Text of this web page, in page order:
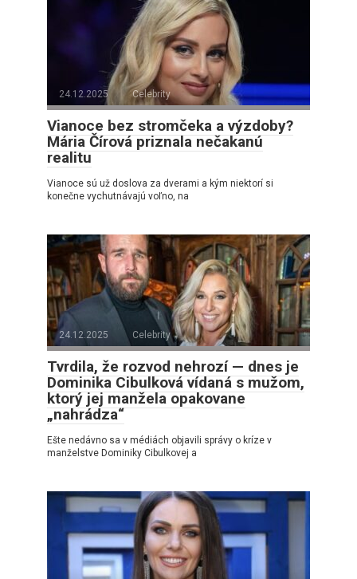
24.12.2025 Celebrity
Vianoce bez stromčeka a výzdoby?
Mária Čírová priznala nečakanú
realitu
Vianoce sú už doslova za dverami a kým niektorí si
konečne vychutnávajú voľno, na
24.12.2025 Celebrity
Tvrdila, že rozvod nehrozí — dnes je
Dominika Cibulková vídaná s mužom,
ktorý jej manžela opakovane
„nahrádza“
Ešte nedávno sa v médiách objavili správy o kríze v
manželstve Dominiky Cibulkovej a